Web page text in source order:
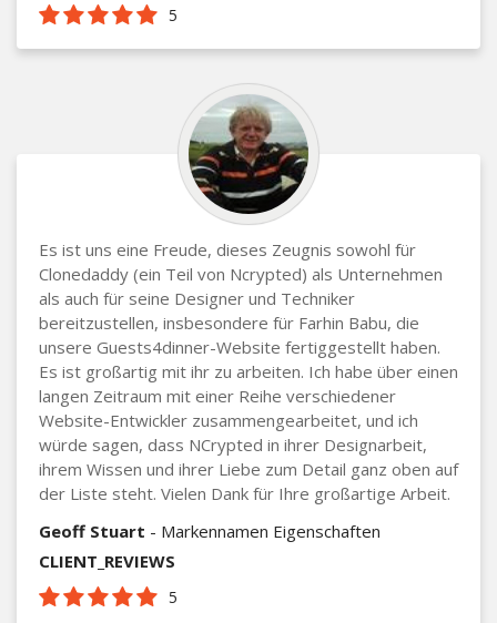
5
Es ist uns eine Freude, dieses Zeugnis sowohl für
Clonedaddy (ein Teil von Ncrypted) als Unternehmen
als auch für seine Designer und Techniker
bereitzustellen, insbesondere für Farhin Babu, die
unsere Guests4dinner-Website fertiggestellt haben.
Es ist großartig mit ihr zu arbeiten. Ich habe über einen
langen Zeitraum mit einer Reihe verschiedener
Website-Entwickler zusammengearbeitet, und ich
würde sagen, dass NCrypted in ihrer Designarbeit,
ihrem Wissen und ihrer Liebe zum Detail ganz oben auf
der Liste steht. Vielen Dank für Ihre großartige Arbeit.
Geoff Stuart - Markennamen Eigenschaften
CLIENT_REVIEWS
5